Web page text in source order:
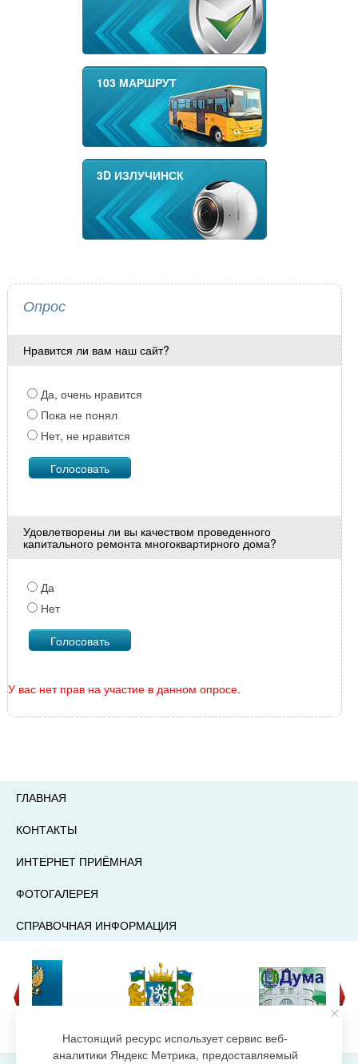
103 МАРШРУТ
3D ИЗЛУЧИНСК
Опрос
Нравится ли вам наш сайт?
Да, очень нравится
Пока не понял
Нет, не нравится
Удовлетворены ли вы качеством проведенного
капитального ремонта многоквартирного дома?
Да
Нет
У вас нет прав на участие в данном опросе.
ГЛАВНАЯ
КОНТАКТЫ
ИНТЕРНЕТ ПРИЁМНАЯ
ФОТОГАЛЕРЕЯ
СПРАВОЧНАЯ ИНФОРМАЦИЯ
Настоящий ресурс использует сервис веб-
аналитики Яндекс Метрика, предоставляемый